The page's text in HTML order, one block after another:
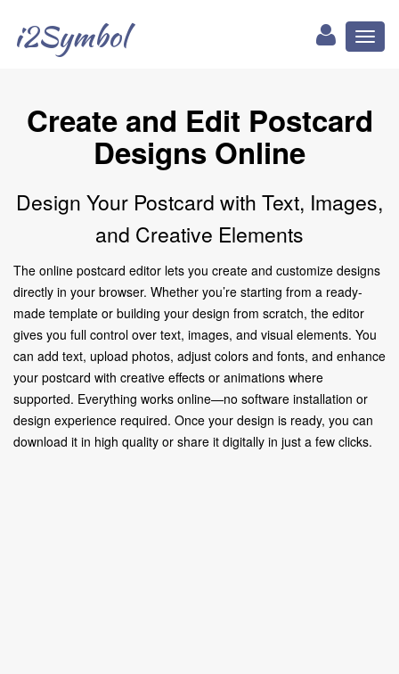
i2Symbol
Create and Edit Postcard
Designs Online
Design Your Postcard with Text, Images,
and Creative Elements
The online postcard editor lets you create and customize designs
directly in your browser. Whether you’re starting from a ready-
made template or building your design from scratch, the editor
gives you full control over text, images, and visual elements. You
can add text, upload photos, adjust colors and fonts, and enhance
your postcard with creative effects or animations where
supported. Everything works online—no software installation or
design experience required. Once your design is ready, you can
download it in high quality or share it digitally in just a few clicks.